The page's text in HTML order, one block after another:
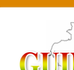
content